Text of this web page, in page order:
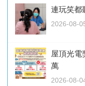
連玩笑
2026-08-
屋頂光
萬
2026-08-